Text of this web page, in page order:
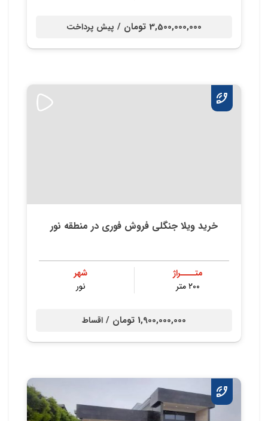
3,500,000,000 تومان / پیش پرداخت
خرید ویلا جنگلی فروش فوری در منطقه نور
متــــراژ
۲۰۰ متر
شهر
نور
1,900,000,000 تومان / اقساط